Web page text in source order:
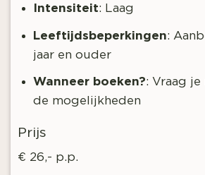
Intensiteit: Laag
Leeftijdsbeperkingen:
jaar en ouder
Wanneer boeken?:Vraag je
de mogelijkheden
Prijs
€ 26,- p.p.